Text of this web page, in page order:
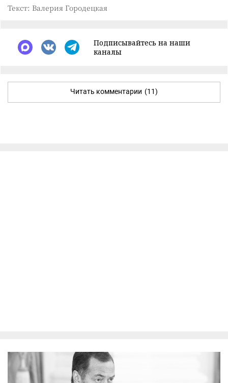
Текст: Валерия Городецкая
Подписывайтесь на наши
каналы
Читать комментарии (11)